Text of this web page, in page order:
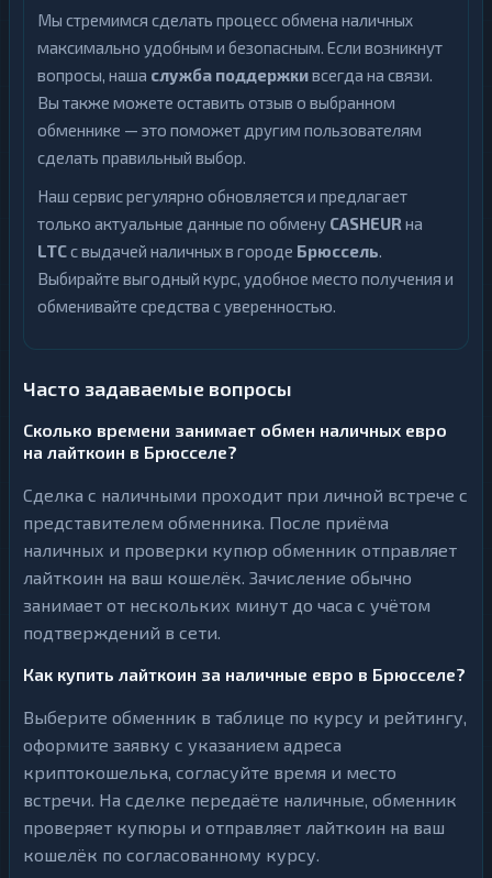
Мы стремимся сделать процесс обмена наличных
максимально удобным и безопасным. Если возникнут
вопросы, наша служба поддержкивсегда на связи.
Вы также можете оставить отзыв о выбранном
обменнике — это поможет другим пользователям
сделать правильный выбор.
Наш сервис регулярно обновляется и предлагает
только актуальные данные по обмену CASHEUR на
LTCс выдачей наличных в городе Брюссель.
Выбирайте выгодный курс, удобное место получения и
обменивайте средства с уверенностью.
Часто задаваемые вопросы
Сколько времени занимает обмен наличных евро
на лайткоин в Брюсселе?
Сделка с наличными проходит при личной встрече с
представителем обменника. После приёма
наличных и проверки купюр обменник отправляет
лайткоин на ваш кошелёк. Зачисление обычно
занимает от нескольких минут до часа с учётом
подтверждений в сети.
Как купить лайткоин за наличные евро в Брюсселе?
Выберите обменник в таблице по курсу и рейтингу,
оформите заявку с указанием адреса
криптокошелька, согласуйте время и место
встречи. На сделке передаёте наличные, обменник
проверяет купюры и отправляет лайткоин на ваш
кошелёк по согласованному курсу.